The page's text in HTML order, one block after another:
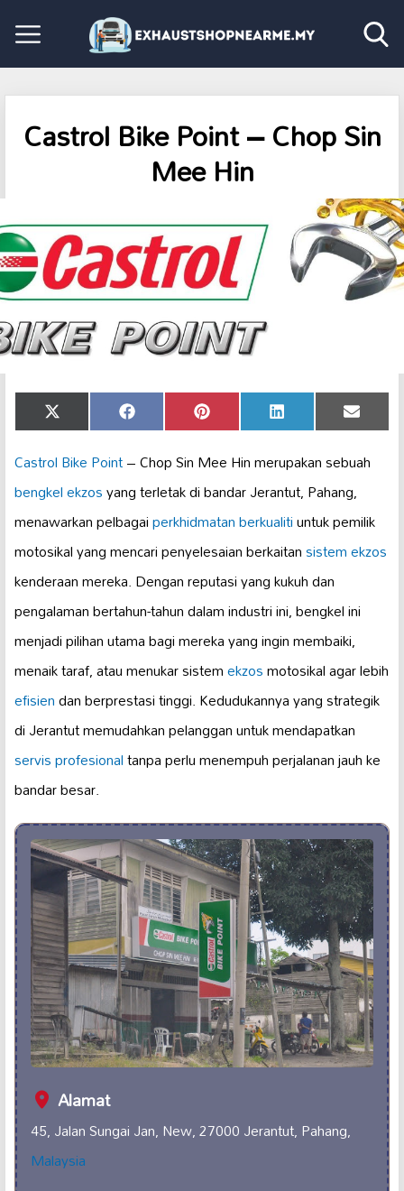
Castrol Bike Point – Chop Sin
Mee Hin
Share
on
X
(Twitter)
Share
on
Facebook Share
on
Pinterest Share
on
LinkedIn Share
on
Email
Castrol Bike Point– Chop Sin Mee Hin merupakan sebuah
bengkel ekzosyang terletak di bandar Jerantut, Pahang,
menawarkan pelbagaiperkhidmatan berkualitiuntuk pemilik
motosikal yang mencari penyelesaian berkaitansistem ekzos
kenderaan mereka. Dengan reputasi yang kukuh dan
pengalaman bertahun-tahun dalam industri ini, bengkel ini
menjadi pilihan utama bagi mereka yang ingin membaiki,
menaik taraf, atau menukar sistemekzosmotosikal agar lebih
efisiendan berprestasi tinggi. Kedudukannya yang strategik
di Jerantut memudahkan pelanggan untuk mendapatkan
servis profesionaltanpa perlu menempuh perjalanan jauh ke
bandar besar.
Alamat
45, Jalan Sungai Jan, New, 27000 Jerantut, Pahang,
Malaysia